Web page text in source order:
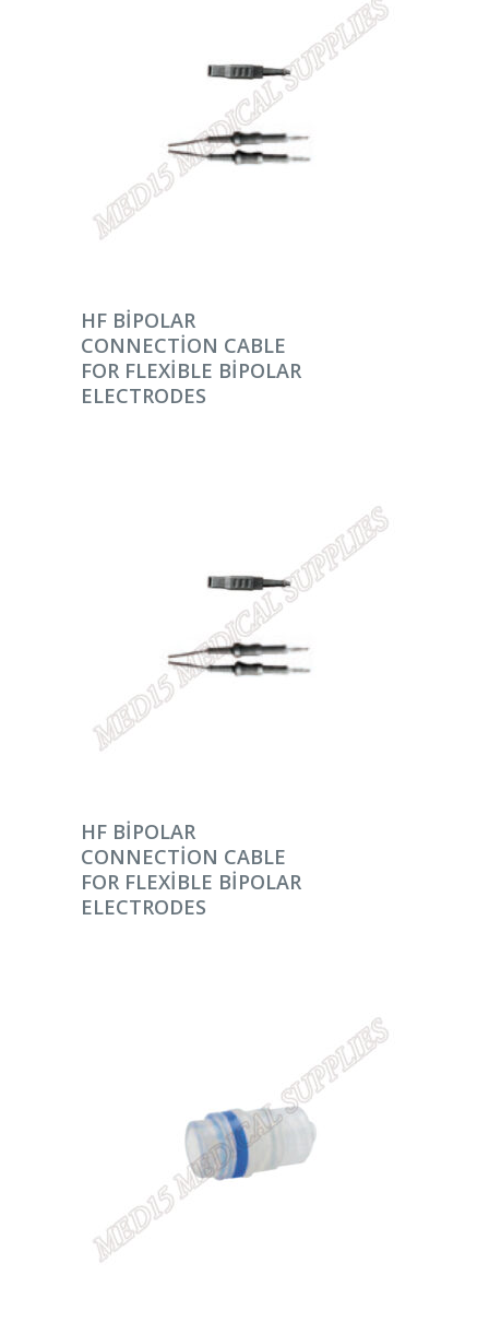
DEVAMINI OKU
HF BIPOLAR
CONNECTION CABLE
FOR FLEXIBLE BIPOLAR
ELECTRODES
DEVAMINI OKU
HF BIPOLAR
CONNECTION CABLE
FOR FLEXIBLE BIPOLAR
ELECTRODES